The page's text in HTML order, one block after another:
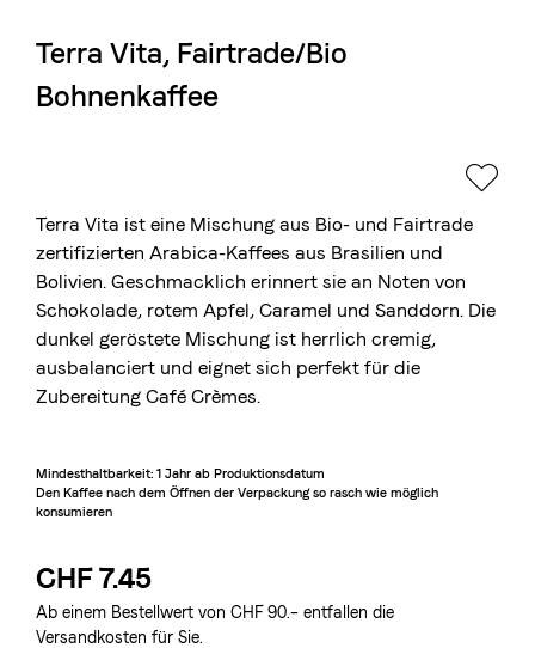
Die Berner Rösterei
Blasercafé
© 2026 Blasercafé AG
Terra Vita, Fairtrade/Bio
Bohnenkaffee
Terra Vita ist eine Mischung aus Bio- und Fairtrade
zertifizierten Arabica-Kaffees aus Brasilien und
Bolivien. Geschmacklich erinnert sie an Noten von
Schokolade, rotem Apfel, Caramel und Sanddorn. Die
dunkel geröstete Mischung ist herrlich cremig,
ausbalanciert und eignet sich perfekt für die
Zubereitung Café Crèmes.
Mindesthaltbarkeit: 1 Jahr ab Produktionsdatum
Den Kaffee nach dem Öffnen der Verpackung so rasch wie möglich
konsumieren
CHF 7.45
Ab einem Bestellwert von CHF 90.– entfallen die
Versandkosten für Sie.